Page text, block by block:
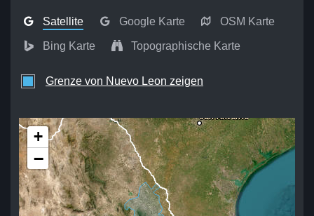
Satellite Google Karte OSM Karte
Bing Karte Topographische Karte
Grenze von Nuevo Leon zeigen
+
−